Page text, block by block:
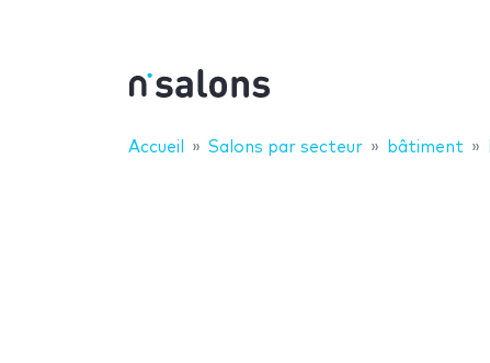
Accueil Salons par secteur bâtiment